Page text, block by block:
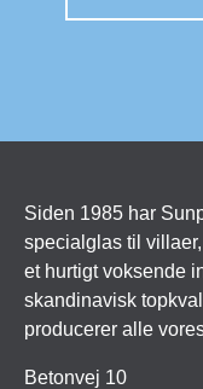
Siden 1985 har
specialglas til
et hurtigt voksende
skandinavisk
producerer alle
Betonvej 10